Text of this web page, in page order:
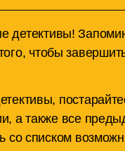
детективы!
чтобы
а также все
со списком